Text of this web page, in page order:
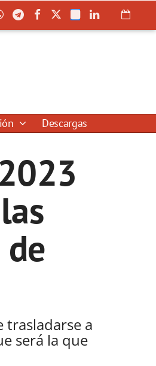
Descargas
trasladarse a
será la que